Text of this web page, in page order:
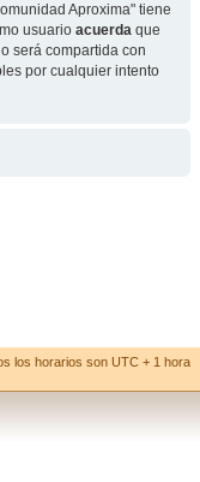
Aproxima" tiene
usuario acuerdaque
será compartida con
por cualquier intento
los horarios son UTC + 1 hora